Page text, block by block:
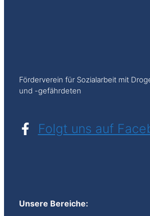
Förderverein für Sozialarbeit mit
und -gefährdeten
Folgt uns auf
Unsere Bereiche: